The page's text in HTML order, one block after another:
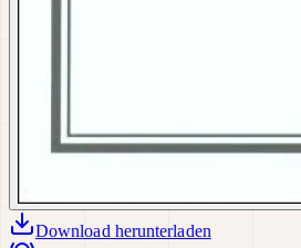
Download herunterladen